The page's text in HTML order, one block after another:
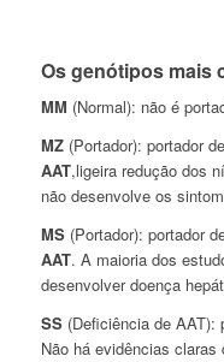
Os genótipos mais
MM (Normal): não é
MZ(Portador): portador
AAT,ligeira redução dos
não desenvolve os
MS(Portador): portador
AAT. A maioria dos
desenvolver doença
SS(Deficiência de AAT):
Não há evidências